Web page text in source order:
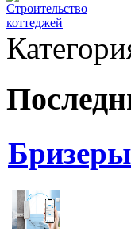
Строительство
коттеджей